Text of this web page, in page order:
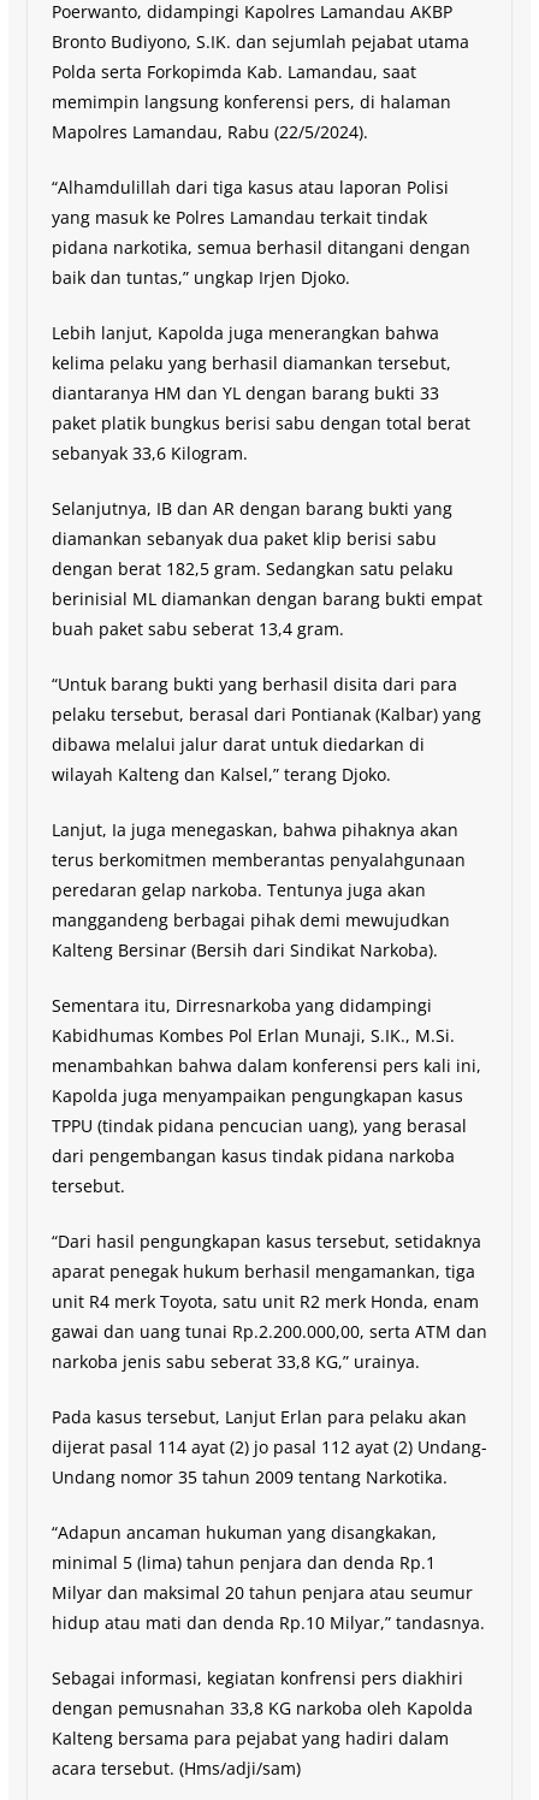
Poerwanto, didampingi Kapolres Lamandau AKBP
Bronto Budiyono, S.IK. dan sejumlah pejabat utama
Polda serta Forkopimda Kab. Lamandau, saat
memimpin langsung konferensi pers, di halaman
Mapolres Lamandau, Rabu (22/5/2024).
“Alhamdulillah dari tiga kasus atau laporan Polisi
yang masuk ke Polres Lamandau terkait tindak
pidana narkotika, semua berhasil ditangani dengan
baik dan tuntas,” ungkap Irjen Djoko.
Lebih lanjut, Kapolda juga menerangkan bahwa
kelima pelaku yang berhasil diamankan tersebut,
diantaranya HM dan YL dengan barang bukti 33
paket platik bungkus berisi sabu dengan total berat
sebanyak 33,6 Kilogram.
Selanjutnya, IB dan AR dengan barang bukti yang
diamankan sebanyak dua paket klip berisi sabu
dengan berat 182,5 gram. Sedangkan satu pelaku
berinisial ML diamankan dengan barang bukti empat
buah paket sabu seberat 13,4 gram.
“Untuk barang bukti yang berhasil disita dari para
pelaku tersebut, berasal dari Pontianak (Kalbar) yang
dibawa melalui jalur darat untuk diedarkan di
wilayah Kalteng dan Kalsel,” terang Djoko.
Lanjut, Ia juga menegaskan, bahwa pihaknya akan
terus berkomitmen memberantas penyalahgunaan
peredaran gelap narkoba. Tentunya juga akan
manggandeng berbagai pihak demi mewujudkan
Kalteng Bersinar (Bersih dari Sindikat Narkoba).
Sementara itu, Dirresnarkoba yang didampingi
Kabidhumas Kombes Pol Erlan Munaji, S.IK., M.Si.
menambahkan bahwa dalam konferensi pers kali ini,
Kapolda juga menyampaikan pengungkapan kasus
TPPU (tindak pidana pencucian uang), yang berasal
dari pengembangan kasus tindak pidana narkoba
tersebut.
“Dari hasil pengungkapan kasus tersebut, setidaknya
aparat penegak hukum berhasil mengamankan, tiga
unit R4 merk Toyota, satu unit R2 merk Honda, enam
gawai dan uang tunai Rp.2.200.000,00, serta ATM dan
narkoba jenis sabu seberat 33,8 KG,” urainya.
Pada kasus tersebut, Lanjut Erlan para pelaku akan
dijerat pasal 114 ayat (2) jo pasal 112 ayat (2) Undang-
Undang nomor 35 tahun 2009 tentang Narkotika.
“Adapun ancaman hukuman yang disangkakan,
minimal 5 (lima) tahun penjara dan denda Rp.1
Milyar dan maksimal 20 tahun penjara atau seumur
hidup atau mati dan denda Rp.10 Milyar,” tandasnya.
Sebagai informasi, kegiatan konfrensi pers diakhiri
dengan pemusnahan 33,8 KG narkoba oleh Kapolda
Kalteng bersama para pejabat yang hadiri dalam
acara tersebut. (Hms/adji/sam)